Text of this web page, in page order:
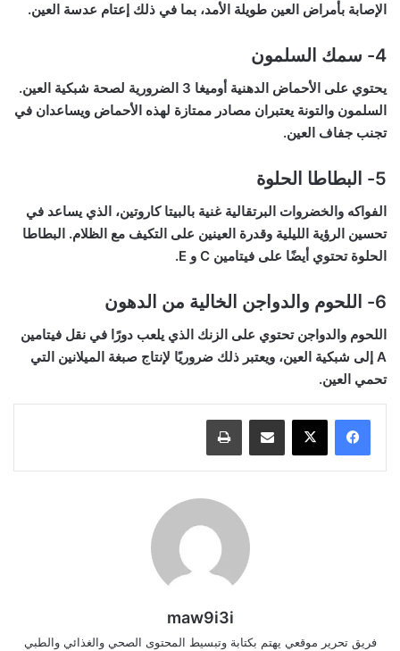
الإصابة بأمراض العين طويلة الأمد، بما في ذلك إعتام عدسة العين.
4- سمك السلمون
يحتوي على الأحماض الدهنية أوميغا 3 الضرورية لصحة شبكية العين.
السلمون والتونة يعتبران مصادر ممتازة لهذه الأحماض ويساعدان في
تجنب جفاف العين.
5- البطاطا الحلوة
الفواكه والخضروات البرتقالية غنية بالبيتا كاروتين، الذي يساعد في
تحسين الرؤية الليلية وقدرة العينين على التكيف مع الظلام. البطاطا
الحلوة تحتوي أيضًا على فيتامين C و E.
6- اللحوم والدواجن الخالية من الدهون
اللحوم والدواجن تحتوي على الزنك الذي يلعب دورًا في نقل فيتامين
A إلى شبكية العين، ويعتبر ذلك ضروريًا لإنتاج صبغة الميلانين التي
تحمي العين.
مشاركة عبر البريد طباعة
maw9i3i
فريق تحرير موقعي يهتم بكتابة وتبسيط المحتوى الصحي والغذائي والطبي